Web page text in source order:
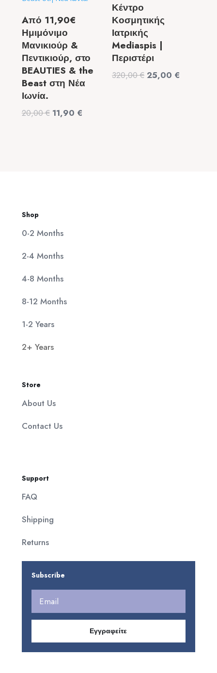
Aπό 11,90€
Ημιμόνιμο
Μανικιούρ &
Πεντικιούρ, στο
BEAUTIES & the
Beast στη Νέα
Ιωνία.
20,00€ Original
11,90 €
Κέντρο
Κοσμητικής
Ιατρικής
Mediaspis |
Περιστέρι
320,00€ Original
25,00 €
Shop
0-2 Months
2-4 Months
4-8 Months
8-12 Months
1-2 Years
2+ Years
Store
About Us
Contact Us
Support
FAQ
Shipping
Returns
Subscribe
Εγγραφείτε